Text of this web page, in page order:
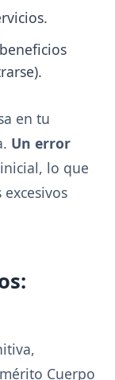
en tu
Un error
lo que
Cuerpo